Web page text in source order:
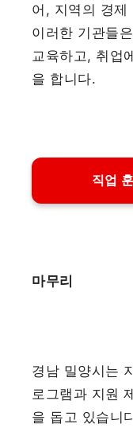
어, 지역의 경제
이러한 기관들
교육하고, 취업
을 합니다.
직업
마무리
경남 밀양시는
로그램과 지원
을 돕고 있습니